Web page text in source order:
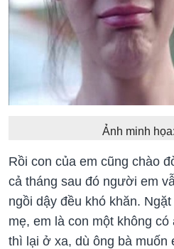
Ảnh minh
Rồi con của em cũng chào
cả tháng sau đó người em
ngồi dậy đều khó khăn.
mẹ, em là con một không
thì lại ở xa, dù ông bà muốn